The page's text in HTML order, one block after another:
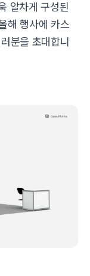
알차게 구성된
해 행사에 카스
분을 초대합니